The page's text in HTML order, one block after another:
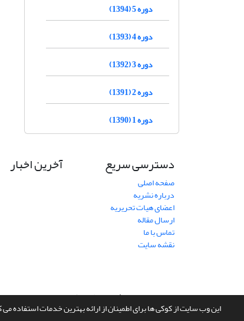
این وب سایت از کوکی ها برای اطمینان از ارائه بهترین خدمات استفاده
دوره 5 (1394)
دوره 4 (1393)
دوره 3 (1392)
دوره 2 (1391)
دوره 1 (1390)
دسترسی سریع
صفحه اصلی
درباره نشریه
اعضای هیات تحریریه
ارسال مقاله
تماس با ما
نقشه سایت
آخرین اخبار
سامانه مدیریت نشریات علمی.طراحی و پیاده سازی از